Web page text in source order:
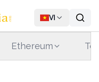
VI
Ethereum